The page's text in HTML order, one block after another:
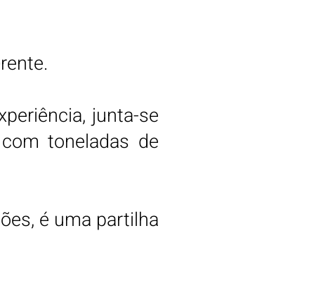
junta-se
toneladas de
é uma partilha